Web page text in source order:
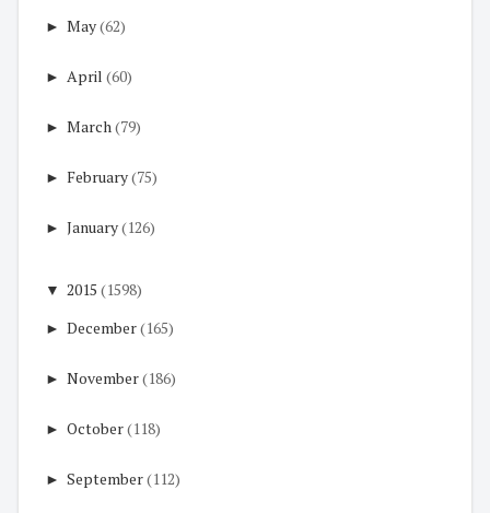
► May(62)
► April (60)
► March(79)
► February(75)
► January(126)
▼ 2015 (1598)
► December(165)
► November(186)
► October(118)
► September(112)